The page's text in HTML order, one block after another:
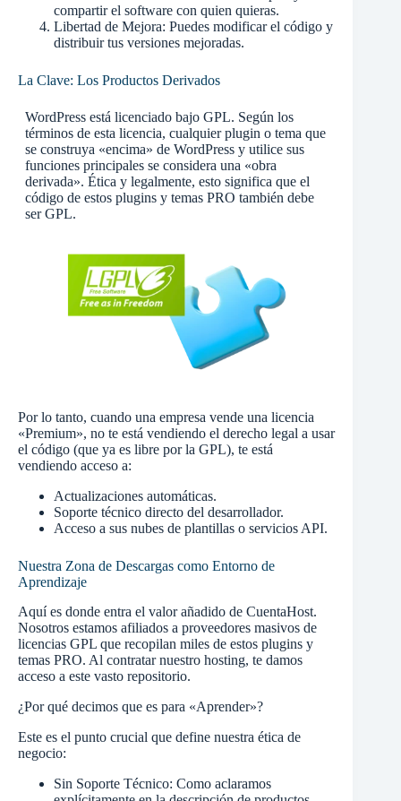
compartir el software con quien quieras.
Libertad de Mejora: Puedes modificar el código y
distribuir tus versiones mejoradas.
La Clave: Los Productos Derivados
WordPress está licenciado bajo GPL. Según los
términos de esta licencia, cualquier plugin o tema que
se construya «encima» de WordPress y utilice sus
funciones principales se considera una «obra
derivada». Ética y legalmente, esto significa que el
código de estos plugins y temas PRO también debe
ser GPL.
Por lo tanto, cuando una empresa vende una licencia
«Premium», no te está vendiendo el derecho legal a usar
el código (que ya es libre por la GPL), te está
vendiendo acceso a:
Actualizaciones automáticas.
Soporte técnico directo del desarrollador.
Acceso a sus nubes de plantillas o servicios API.
Nuestra Zona de Descargas como Entorno de
Aprendizaje
Aquí es donde entra el valor añadido de CuentaHost.
Nosotros estamos afiliados a proveedores masivos de
licencias GPL que recopilan miles de estos plugins y
temas PRO. Al contratar nuestro hosting, te damos
acceso a este vasto repositorio.
¿Por qué decimos que es para «Aprender»?
Este es el punto crucial que define nuestra ética de
negocio:
Sin Soporte Técnico: Como aclaramos